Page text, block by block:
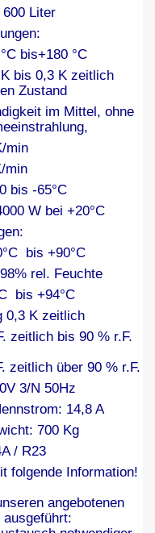
Liter
bis+180 °C
bis 0,3 K zeitlich
Zustand
im Mittel, ohne
min
min
bis -65°C
W bei +20°C
bis +90°C
rel. Feuchte
bis +94°C
0,3 K zeitlich
zeitlich bis 90 % r.F.
über 90 % r.F.
3/N 50Hz
14,8 A
700 Kg
/ R23
folgende Information!
angebotenen
ausgeführt: